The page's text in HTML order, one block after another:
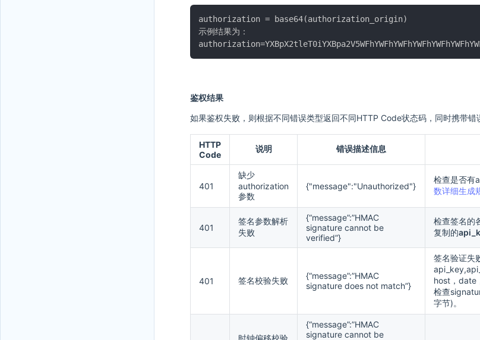
authorization = base64(authorization_origin)
示例结果为：
鉴权结果
如果鉴权失败，则根据不同错误类型返回不同HTTP Code状态码，同时携带错
HTTP
Code
说明 错误描述信息
401
缺少
authorization
参数
{"message":"Unauthorized"}
检查是否有
数详细生成
401
签名参数解析
失败
{“message”:”HMAC
signature cannot be
verified”}
检查签名的
复制的
401 签名校验失败
{“message”:”HMAC
signature does not match”}
签名验证失
host，date
检查
字节)。
时钟偏移校验
{“message”:”HMAC
signature cannot be